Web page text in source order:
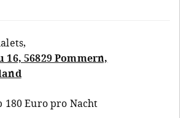
,
16, 56829 Pommern,
180 Euro pro Nacht